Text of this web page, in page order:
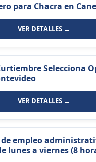
para Chacra en
VER DETALLES →
Selecciona
VER DETALLES →
empleo
lunes a viernes (8